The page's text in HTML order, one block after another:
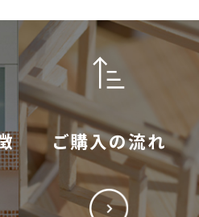
ご購入の流れ